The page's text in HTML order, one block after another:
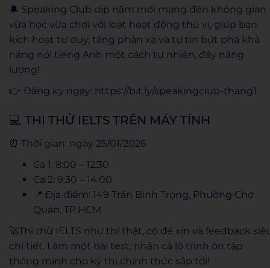
🔔 Speaking Club dịp năm mới mang đến không gian
vừa học vừa chơi với loạt hoạt động thú vị, giúp bạn
kích hoạt tư duy, tăng phản xạ và tự tin bứt phá khả
năng nói tiếng Anh một cách tự nhiên, đầy năng
lượng!
👉 Đăng ký ngay: https://bit.ly/speakingclub-thang1
💻 THI THỬ IELTS TRÊN MÁY TÍNH
⏰ Thời gian: ngày 25/01/2026
Ca 1: 8:00 – 12:30
Ca 2: 9:30 – 14:00
📍 Địa điểm: 149 Trần Bình Trọng, Phường Chợ
Quán, TP.HCM
🚀Thi thử IELTS như thi thật, có đề xịn và feedback
chi tiết. Làm một bài test, nhận cả lộ trình ôn tập
thông minh cho kỳ thi chính thức sắp tới!